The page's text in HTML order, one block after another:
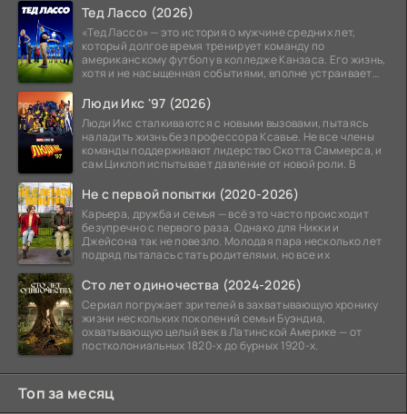
Тед Лассо (2026)
«Тед Лассо» — это история о мужчине средних лет,
который долгое время тренирует команду по
американскому футболу в колледже Канзаса. Его жизнь,
хотя и не насыщенная событиями, вполне устраивает
Люди Икс '97 (2026)
Люди Икс сталкиваются с новыми вызовами, пытаясь
наладить жизнь без профессора Ксавье. Не все члены
команды поддерживают лидерство Скотта Саммерса, и
сам Циклоп испытывает давление от новой роли. В
Не с первой попытки (2020-2026)
Карьера, дружба и семья — всё это часто происходит
безупречно с первого раза. Однако для Никки и
Джейсона так не повезло. Молодая пара несколько лет
подряд пыталась стать родителями, но все их
Сто лет одиночества (2024-2026)
Сериал погружает зрителей в захватывающую хронику
жизни нескольких поколений семьи Буэндиа,
охватывающую целый век в Латинской Америке — от
постколониальных 1820-х до бурных 1920-х.
Топ за месяц